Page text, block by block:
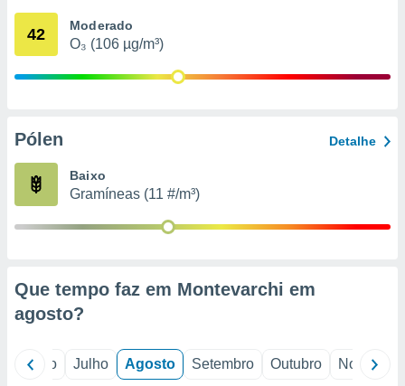
através
estudos
1199
42 Moderado
O₃ (106 µg/m³)
Pólen Detalhe
Baixo
Gramíneas (11 #/m³)
Que tempo faz em Montevarchi em
agosto?
Junho Julho Agosto Setembro Outubro Novembro